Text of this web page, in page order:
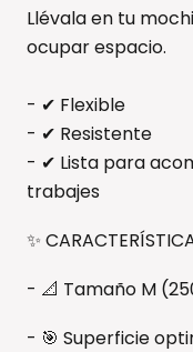
Llévala en tu
ocupar espacio.
- ✔ Flexible
- ✔ Resistente
- ✔ Lista para
trabajes
✨
- 📐 Tamaño M
- 🎯 Superficie